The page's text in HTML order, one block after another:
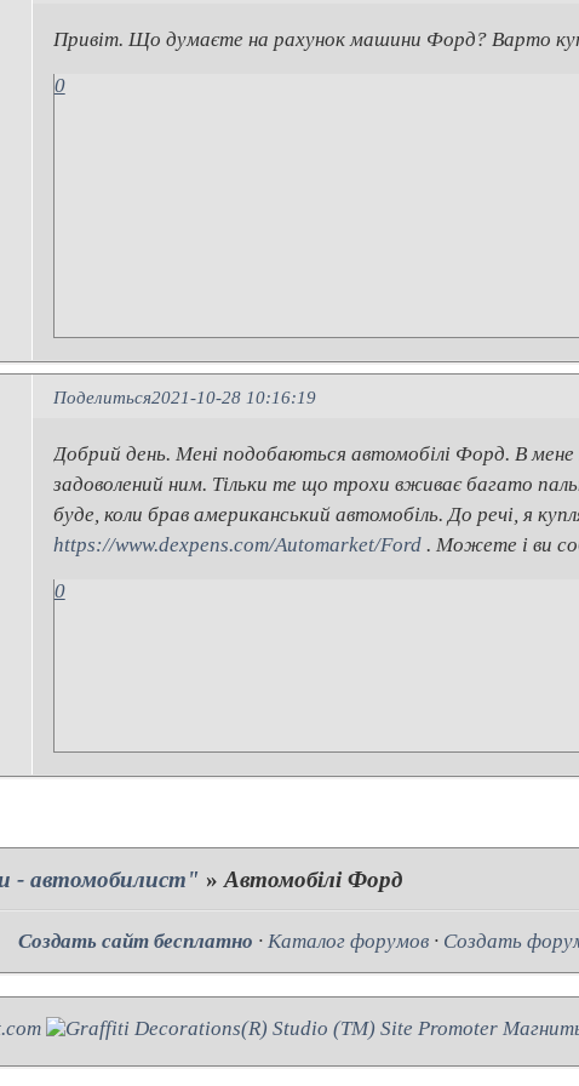
Привіт. Що думаєте на рахунок машини Форд? Варто
0
Поделиться2021-10-28 10:16:19
Добрий день. Мені подобаються автомобілі Форд. В
задоволений ним. Тільки те що трохи вживає багато
буде, коли брав американський автомобіль. До речі, я
https://www.dexpens.com/Automarket/Ford. Можете і ви
0
- автомобилист" »Автомобілі Форд
Создать сайт бесплатно · Каталог форумов · Создать